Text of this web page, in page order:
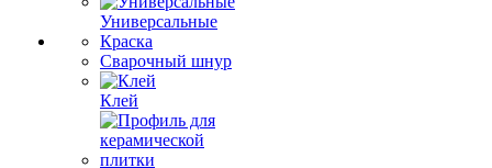
Универсальные
Краска
Сварочный шнур
Клей